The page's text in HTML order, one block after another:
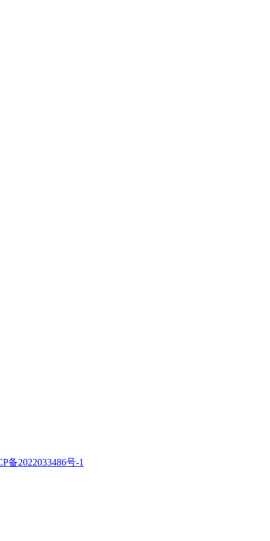
备2022033486号-1